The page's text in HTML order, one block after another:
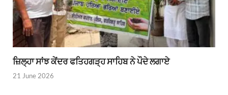
ਜ਼ਿਲ੍ਹਾ ਸਾਂਝ ਕੇਂਦਰ ਫਤਿਹਗੜ੍ਹ ਸਾਹਿਬ ਨੇ ਪੌਦੇ ਲਗਾਏ
21 June 2026